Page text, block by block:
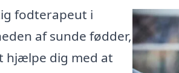
fodterapeut i
af sunde fødder,
hjælpe dig med at